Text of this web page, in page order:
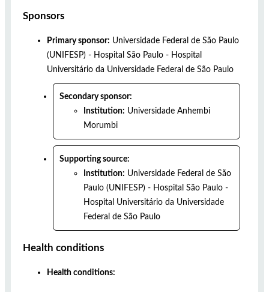
Sponsors
Primary sponsor: Universidade Federal de São Paulo
(UNIFESP) - Hospital São Paulo - Hospital
Universitário da Universidade Federal de São Paulo
Secondary sponsor:
Institution: Universidade Anhembi
Morumbi
Supporting source:
Institution: Universidade Federal de São
Paulo (UNIFESP) - Hospital São Paulo -
Hospital Universitário da Universidade
Federal de São Paulo
Health conditions
Health conditions: